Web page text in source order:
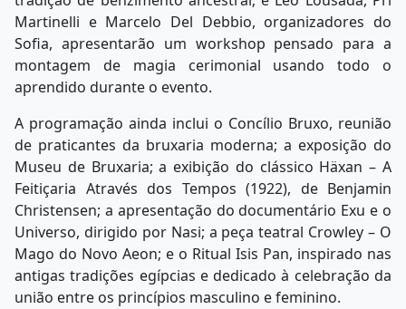
Martinelli e Marcelo Del Debbio, organizadores do
Sofia, apresentarão um workshop pensado para a
montagem de magia cerimonial usando todo o
aprendido durante o evento.
A programação ainda inclui o Concílio Bruxo, reunião
de praticantes da bruxaria moderna; a exposição do
Museu de Bruxaria; a exibição do clássico Häxan – A
Feitiçaria Através dos Tempos (1922), de Benjamin
Christensen; a apresentação do documentário Exu e o
Universo, dirigido por Nasi; a peça teatral Crowley – O
Mago do Novo Aeon; e o Ritual Isis Pan, inspirado nas
antigas tradições egípcias e dedicado à celebração da
união entre os princípios masculino e feminino.